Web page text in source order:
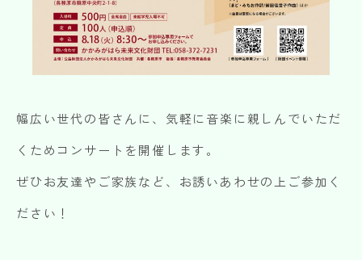
幅広い世代の皆さんに、気軽に音楽に親しんでいただ
くためコンサートを開催します。
ぜひお友達やご家族など、お誘いあわせの上ご参加く
ださい！